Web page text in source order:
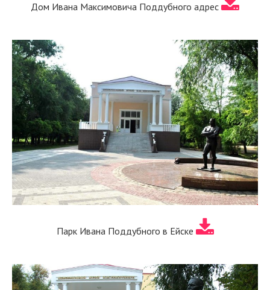
Дом Ивана Максимовича Поддубного адрес
Парк Ивана Поддубного в Ейске